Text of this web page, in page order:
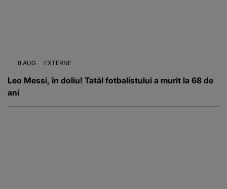
8 AUG EXTERNE
Leo Messi, în doliu! Tatăl fotbalistului a murit la 68 de
ani